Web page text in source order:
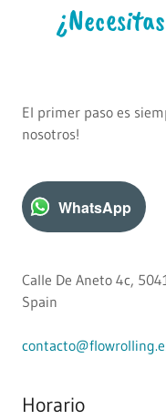
El primer paso es
nosotros!
WhatsApp
Calle De Aneto 4c,
Spain
Horario